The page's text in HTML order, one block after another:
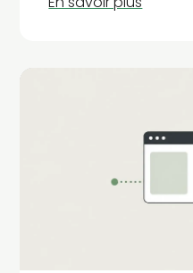
jour casse un